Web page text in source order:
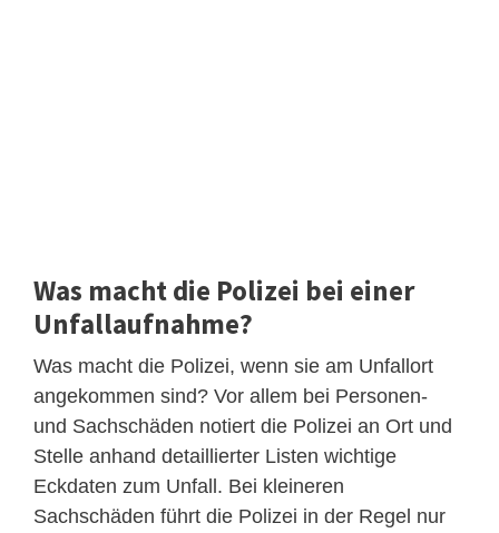
Was macht die Polizei bei einer
Unfallaufnahme?
Was macht die Polizei, wenn sie am Unfallort
angekommen sind? Vor allem bei Personen-
und Sachschäden notiert die Polizei an Ort und
Stelle anhand detaillierter Listen wichtige
Eckdaten zum Unfall. Bei kleineren
Sachschäden führt die Polizei in der Regel nur